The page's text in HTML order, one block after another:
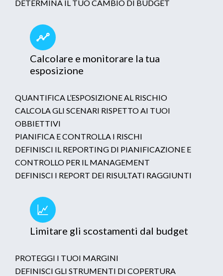
DETERMINA IL TUO CAMBIO DI BUDGET
Calcolare e monitorare la tua
esposizione
QUANTIFICA L’ESPOSIZIONE AL RISCHIO
CALCOLA GLI SCENARI RISPETTO AI TUOI
OBBIETTIVI
PIANIFICA E CONTROLLA I RISCHI
DEFINISCI IL REPORTING DI PIANIFICAZIONE E
CONTROLLO PER IL MANAGEMENT
DEFINISCI I REPORT DEI RISULTATI RAGGIUNTI
Limitare gli scostamenti dal budget
PROTEGGI I TUOI MARGINI
DEFINISCI GLI STRUMENTI DI COPERTURA